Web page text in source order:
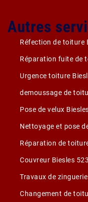
Autres
Réfection de toiture
Réparation fuite de
Urgence toiture
demoussage de
Pose de velux
Nettoyage et pose
Réparation de
Couvreur Biesles
Travaux de
Changement de